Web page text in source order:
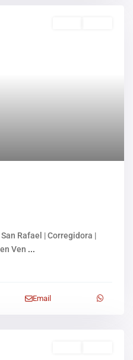
Rafael | Corregidora |
Ven ...
Email